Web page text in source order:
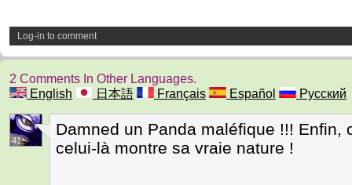
Log-in to comment
2 Comments In Other Languages.
English
日本語 Français Español Русский
41
Damned un Panda maléfique !!!
celui-là montre sa vraie nature !